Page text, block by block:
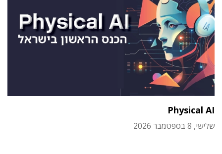
Physical AI
שלישי, 8 בספטמבר 2026